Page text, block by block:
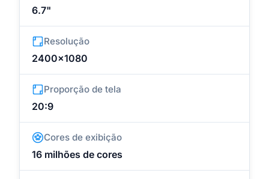
6.7"
Resolução
2400x1080
Proporção de tela
20:9
Cores de exibição
16 milhões de cores